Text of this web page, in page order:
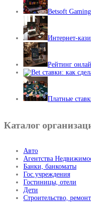
Betsoft
Интернет-
Рейтинг
Платные
Каталог
Авто
Агентства
Банки, банкоматы
Гос.учреждения
Гостиницы, отели
Дети
Строительство, ремонт